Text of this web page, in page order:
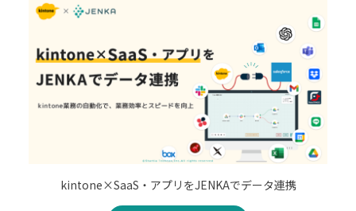
kintone×SaaS・アプリをJENKAでデータ連携